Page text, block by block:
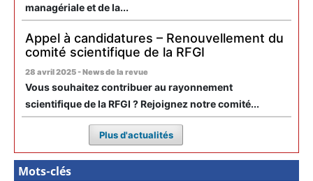
managériale et de la...
Appel à candidatures – Renouvellement du
comité scientifique de la RFGI
28 avril 2025 - News de la revue
Vous souhaitez contribuer au rayonnement
scientifique de la RFGI ? Rejoignez notre comité...
Plus d'actualités
Mots-clés